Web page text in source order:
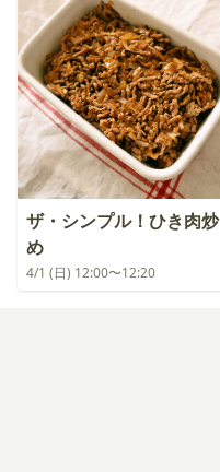
ザ・シンプル！ひき肉炒
め
4/1 (日) 12:00〜12:20